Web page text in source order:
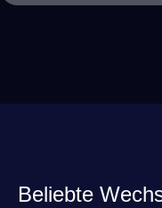
Beliebte